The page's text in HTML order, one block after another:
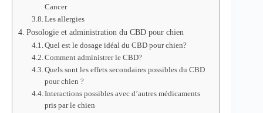
Cancer
Les allergies
Posologie et administration du CBD pour chien
Quel est le dosage idéal du CBD pour chien?
Comment administrer le CBD?
Quels sont les effets secondaires possibles du CBD
pour chien ?
Interactions possibles avec d’autres médicaments
pris par le chien